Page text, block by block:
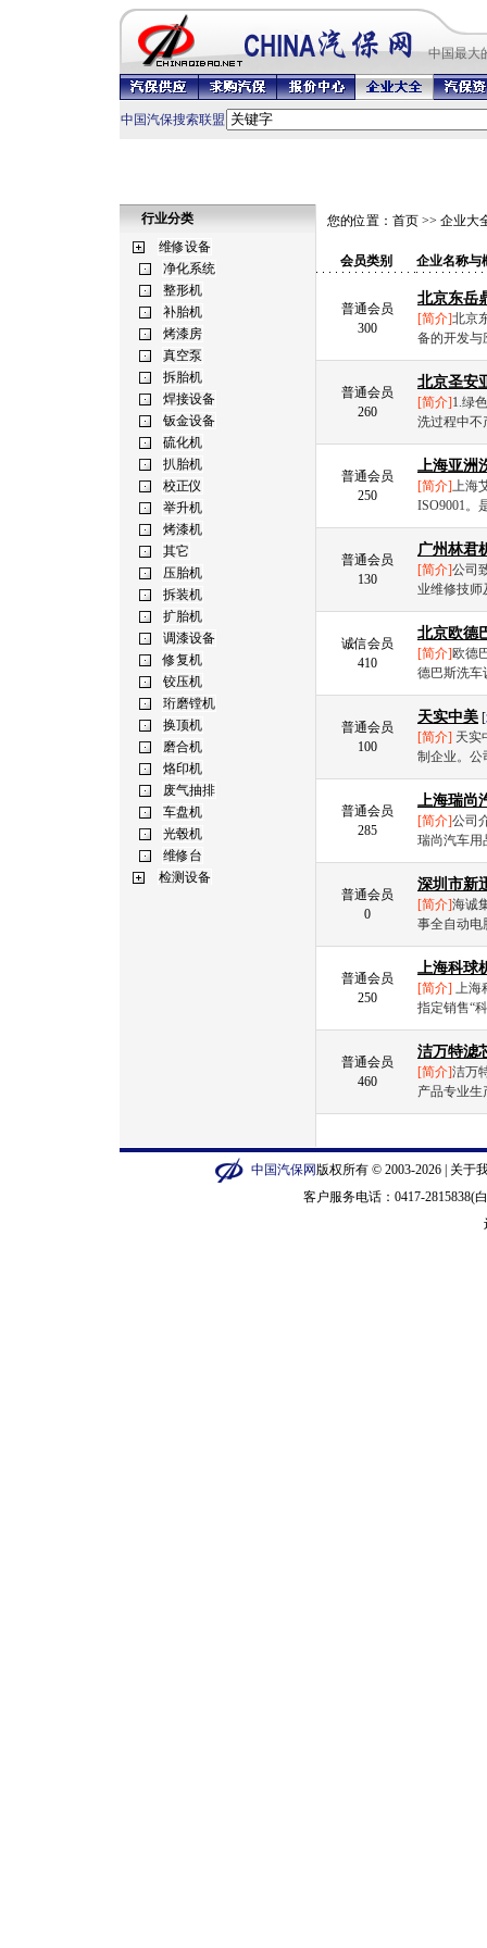
中国最大
中国汽保搜索联盟
行业分类 您的位置： 首页 >> 企业大
会员类别 企业名称与
普通会员
300
北京东岳
[简介]北京
备的开发与
普通会员
260
北京圣安
[简介]1.绿
洗过程中不
普通会员
250
上海亚洲
[简介]上海
ISO9001。
普通会员
130
广州林君
[简介]公司
业维修技师
诚信会员
410
北京欧德
[简介]欧德
德巴斯洗
普通会员
100
天实中美 [
[简介] 天实
制企业。
普通会员
285
上海瑞尚
[简介]公司
瑞尚汽车
普通会员
0
深圳市新
[简介]海诚
事全自动
普通会员
250
上海科球
[简介] 上海
指定销售“
普通会员
460
洁万特滤
[简介]洁万
产品专业
中国汽保网版权所有 © 2003-2026 | 关于
客户服务电话：0417-